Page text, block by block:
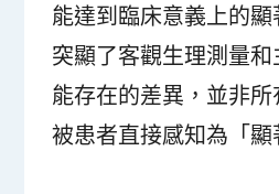
能達到臨床意義上的
突顯了客觀生理測量
能存在的差異，並非
被患者直接感知為「顯